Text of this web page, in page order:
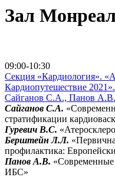
Зал
09:00-10:30
Секция «Кардиология».
Кардиопутешествие
Сайганов С.А., Панов А.В.
Сайганов С.А.
стратификации
Гуревич В.С.
Берштейн Л.Л.
профилактика:
Панов А.В. «Современные
ИБС»